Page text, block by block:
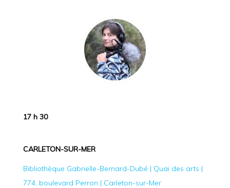
17 h 30
CARLETON-SUR-MER
Bibliothèque Gabrielle-Bernard-Dubé | Quai des arts |
774, boulevard Perron | Carleton-sur-Mer